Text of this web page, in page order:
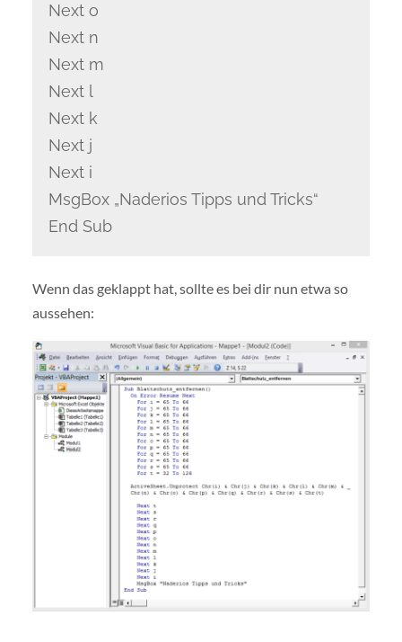
Next o
Next n
Next m
Next l
Next k
Next j
Next i
MsgBox „Naderios Tipps und Tricks“
End Sub
Wenn das geklappt hat, sollte es bei dir nun etwa so
aussehen: